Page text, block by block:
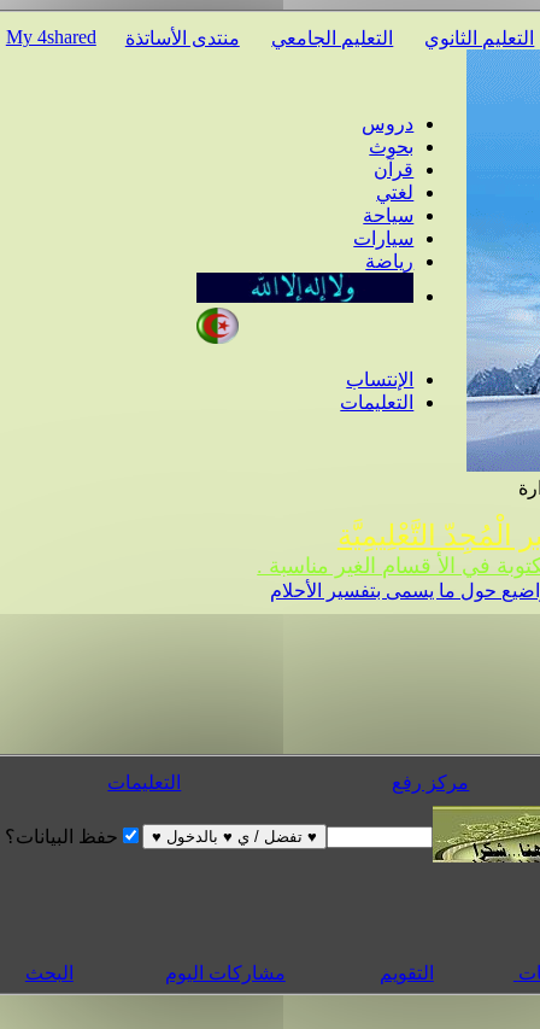
الثانوي التعليم الجامعي منتدى الأساتذة My 4shared
دروس
بحوث
قرآن
لغتي
سياحة
سيارات
رياضة
الإنتساب
التعليمات
التَّعْلِيمِيَّة
في الأ قسام الغير مناسبة .
حول ما يسمى بتفسير الأحلام
مركز رفع التعليمات
حفظ البيانات؟
التقويم مشاركات اليوم البحث